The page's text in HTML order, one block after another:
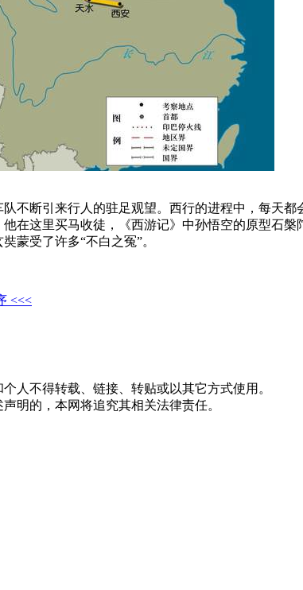
不断引来行人的驻足观望。西行的进程中，每天
在这里买马收徒，《西游记》中孙悟空的原型石
蒙受了许多“不白之冤”。
<<<
人不得转载、链接、转贴或以其它方式使用。
明的，本网将追究其相关法律责任。